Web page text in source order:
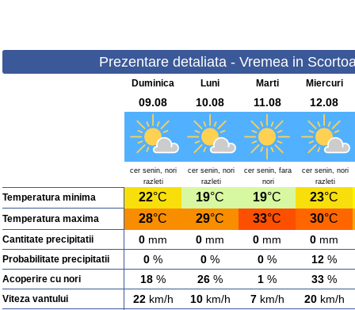
Prezentare detaliata - Vremea in
Duminica Luni Marti Miercuri
09.08 10.08 11.08 12.08
cer senin, nori
razleti
cer senin, nori
razleti
cer senin, fara
nori
cer senin, nori
razleti
Temperatura minima 22°C 19°C 19°C 23°C
Temperatura maxima 28°C 29°C 33°C 30°C
Cantitate precipitatii 0 mm 0 mm 0 mm 0 mm
Probabilitate precipitatii 0 % 0 % 0 % 12 %
Acoperire cu nori 18 % 26 % 1 % 33 %
Viteza vantului 22km/h 10km/h 7km/h 20km/h